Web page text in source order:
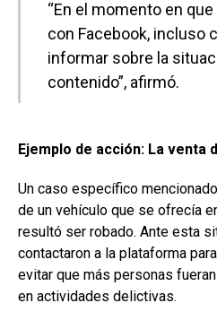
“En el momento en
con Facebook, incluso
informar sobre la
contenido”, afirmó.
Ejemplo de acción: La venta
Un caso específico
de un vehículo que se ofrecía
resultó ser robado. Ante esta
contactaron a la plataforma
evitar que más personas
en actividades delictivas.